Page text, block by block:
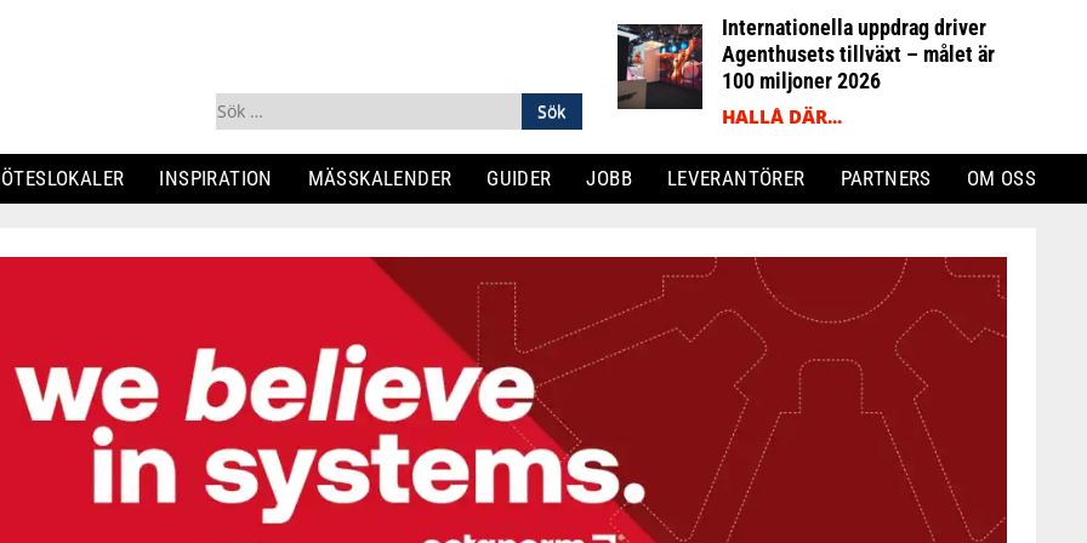
Sök
efter:
Internationella uppdrag driver
Agenthusets tillväxt – målet är
100 miljoner 2026
HALLÅ DÄR...
INSPIRATION MÄSSKALENDER GUIDER JOBB LEVERANTÖRER PARTNERS OM OSS